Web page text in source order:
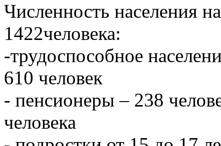
Численность населения
1422человека:
-трудоспособное
610 человек
- пенсионеры – 238
человека